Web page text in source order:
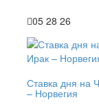
05 28 26
Ставка дня на
– Норвегия